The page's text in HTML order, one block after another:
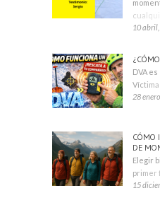
10
DVA
Víctima
28
CÓMO
DE
Elegir
primer
15